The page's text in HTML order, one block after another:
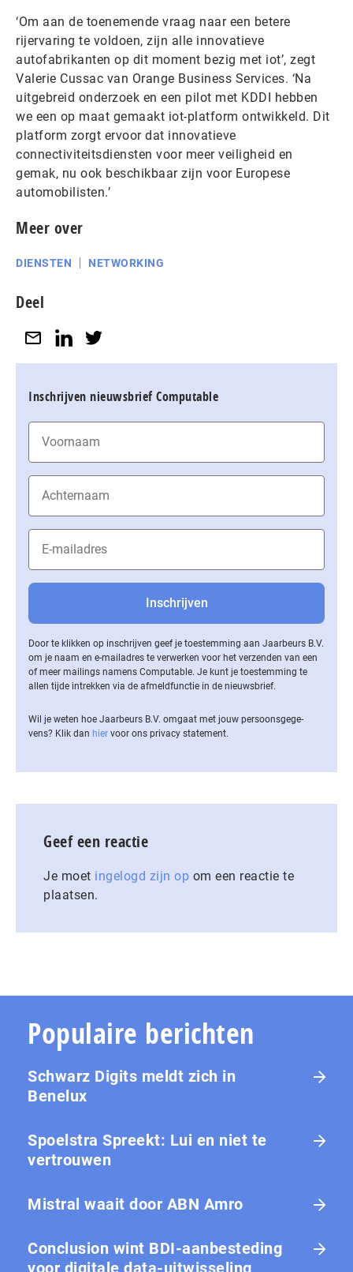
‘Om aan de toenemende vraag naar een betere
rijervaring te voldoen, zijn alle innovatieve
autofabrikanten op dit moment bezig met iot’, zegt
Valerie Cussac van Orange Business Services. ‘Na
uitgebreid onderzoek en een pilot met KDDI hebben
we een op maat gemaakt iot-platform ontwikkeld. Dit
platform zorgt ervoor dat innovatieve
connectiviteitsdiensten voor meer veiligheid en
gemak, nu ook beschikbaar zijn voor Europese
automobilisten.’
Meer over
DIENSTEN NETWORKING
Deel
Inschrijven nieuwsbrief Computable
Door te klikken op inschrijven geef je toestemming aan Jaarbeurs B.V.
om je naam en e-mailadres te verwerken voor het verzenden van een
of meer mailings namens Computable. Je kunt je toestemming te
allen tijde intrekken via de af­meld­func­tie in de nieuwsbrief.
Wil je weten hoe Jaarbeurs B.V. omgaat met jouw per­soons­ge­ge­
vens? Klik dan hier voor ons privacy statement.
Geef een reactie
Je moet ingelogd zijn op om een reactie te
plaatsen.
Populaire berichten
Schwarz Digits meldt zich in
Benelux
Spoelstra Spreekt: Lui en niet te
vertrouwen
Mistral waait door ABN Amro
Conclusion wint BDI-aanbesteding
voor digitale data-uitwisseling